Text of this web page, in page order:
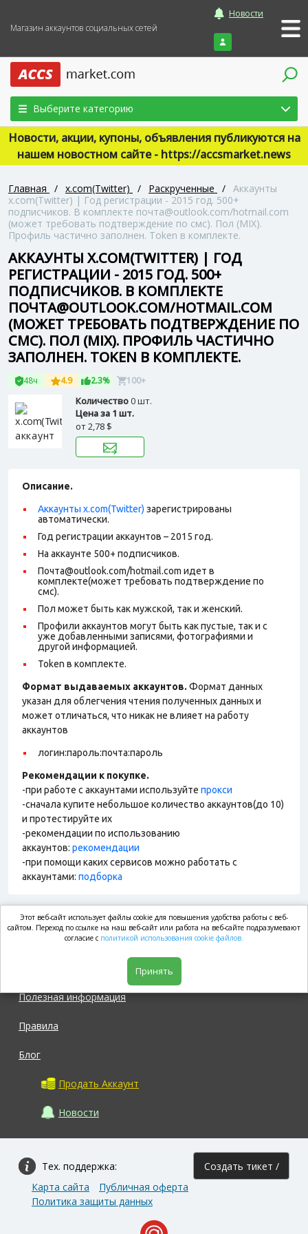
Магазин аккаунтов социальных сетей
Новости
Войти
Выберите категорию
Новости, акции, купоны, объявления публикуются на
нашем новостном сайте - https://accsmarket.news
Главная / x.com(Twitter) / Раскрученные / Аккаунты
x.com(Twitter) | Год регистрации - 2015 год. 500+
подписчиков. В комплекте почта@outlook.com/hotmail.com
(может требовать подтверждение по смс). Пол (MIX).
Профиль частично заполнен. Token в комплекте.
АККАУНТЫ X.COM(TWITTER) | ГОД
РЕГИСТРАЦИИ - 2015 ГОД. 500+
ПОДПИСЧИКОВ. В КОМПЛЕКТЕ
ПОЧТА@OUTLOOK.COM/HOTMAIL.COM
(МОЖЕТ ТРЕБОВАТЬ ПОДТВЕРЖДЕНИЕ ПО
СМС). ПОЛ (MIX). ПРОФИЛЬ ЧАСТИЧНО
ЗАПОЛНЕН. TOKEN В КОМПЛЕКТЕ.
48ч 4.9 2.3% 100+
Количество0 шт.
Цена за 1 шт.
от2,78 $
Описание.
Аккаунты x.com(Twitter) зарегистрированы
автоматически.
Год регистрации аккаунтов – 2015 год.
На аккаунте 500+ подписчиков.
Почта@outlook.com/hotmail.com идет в
комплекте(может требовать подтверждение по
смс).
Пол может быть как мужской, так и женский.
Профили аккаунтов могут быть как пустые, так и с
уже добавленными записями, фотографиями и
другой информацией.
Token в комплекте.
Формат выдаваемых аккаунтов. Формат данных
указан для облегчения чтения полученных данных и
может отличаться, что никак не влияет на работу
аккаунтов
логин:пароль:почта:пароль
Рекомендации к покупке.
-при работе с аккаунтами используйте прокси
-сначала купите небольшое количество аккаунтов(до 10)
и протестируйте их
-рекомендации по использованию
аккаунтов: рекомендации
-при помощи каких сервисов можно работать с
аккаунтами: подборка
market.com
Полезная информация
Правила
Блог
Продать Аккаунт
Новости
Тех. поддержка: Создать тикет /
Карта сайта
Публичная оферта
Политика защиты данных
Этот веб-сайт использует файлы cookie для повышения удобства работы с веб-
сайтом. Переход по ссылке на наш веб-сайт или работа на веб-сайте подразумевают
согласие с политикой использования cookie файлов.
Принять